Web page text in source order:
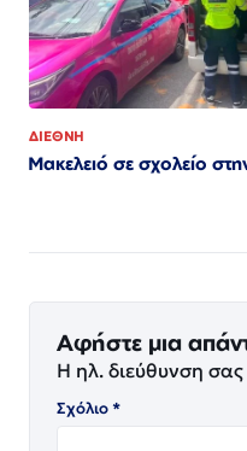
ΔΙΕΘΝΗ
Μακελειό σε σχολείο
Αφήστε μια
Η ηλ. διεύθυνση σας
Σχόλιο*